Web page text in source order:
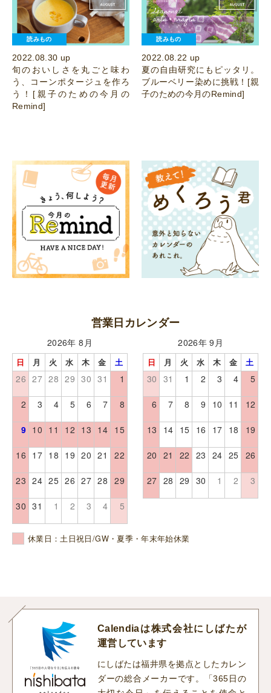
読みもの
2022.08.30 up
旬のおいしさを丸ごと味わ
う、コーンポタージュを作ろ
う！[親子のための今月の
Remind]
読みもの
2022.08.22 up
夏の自由研究にもピッタリ。
ブルーベリー染めに挑戦！[親
子のための今月のRemind]
営業日カレンダー
2026年 8月
日 月 火 水 木 金 土
26 27 28 29 30 31 1
2 3 4 5 6 7 8
9 10 11 12 13 14 15
16 17 18 19 20 21 22
23 24 25 26 27 28 29
30 31 1 2 3 4 5
2026年 9月
日 月 火 水 木 金 土
30 31 1 2 3 4 5
6 7 8 9 10 11 12
13 14 15 16 17 18 19
20 21 22 23 24 25 26
27 28 29 30 1 2 3
休業日：土日祝日/GW・夏季・年末年始休業
Calendiaは株式会社にしばたが
運営しています
にしばたは福井県を拠点としたカレン
ダーの総合メーカーです。「365日の